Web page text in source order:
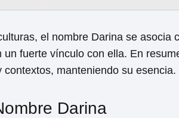
el nombre Darina se asocia
fuerte vínculo con ella. En
manteniendo su esencia.
Darina